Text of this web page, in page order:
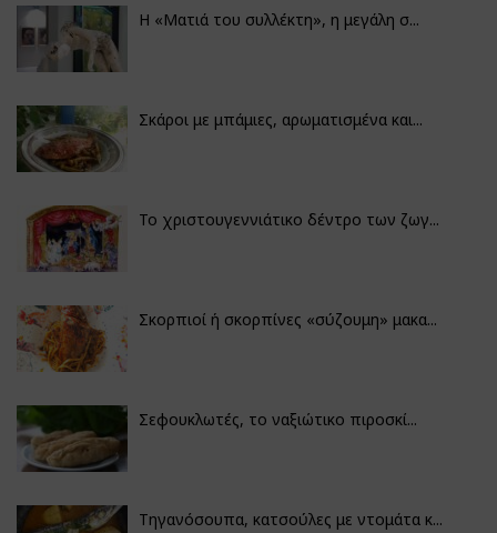
H «Ματιά του συλλέκτη», η μεγάλη σ...
Σκάροι με μπάμιες, αρωματισμένα και...
Το χριστουγεννιάτικο δέντρο των ζωγ...
Σκορπιοί ή σκορπίνες «σύζουμη» μακα...
Σεφουκλωτές, το ναξιώτικο πιροσκί...
Τηγανόσουπα, κατσούλες με ντομάτα κ...